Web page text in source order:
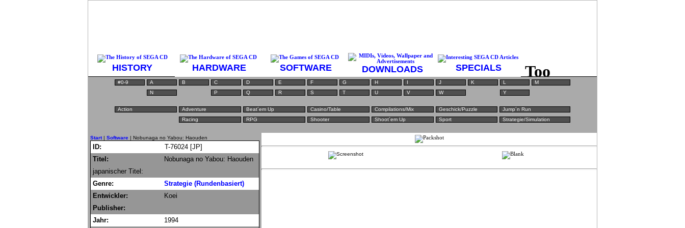
HISTORY HARDWARE SOFTWARE DOWNLOADS SPECIALS
#0-9 A B C D E F G H I J K L
M
N
P Q R S T U V W Y
Action Adventure Beat´em Up Casino/Table Compilations/Mix Geschick/Puzzle
Jump´n Run
Racing
RPG Shooter Shoot´em Up Sport Strategie/Simulation
Start| Software | Nobunaga no Yabou: Haouden
ID:
T-76024 [JP]
Titel:
Nobunaga no Yabou: Haouden
japanischer Titel:
Genre:
Strategie (Rundenbasiert)
Entwickler:
Koei
Publisher:
Jahr:
1994